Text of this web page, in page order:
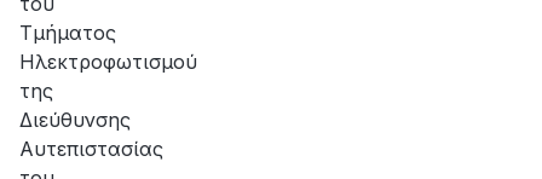
Τμήματος
Ηλεκτροφωτισμού
της
Διεύθυνσης
Αυτεπιστασίας